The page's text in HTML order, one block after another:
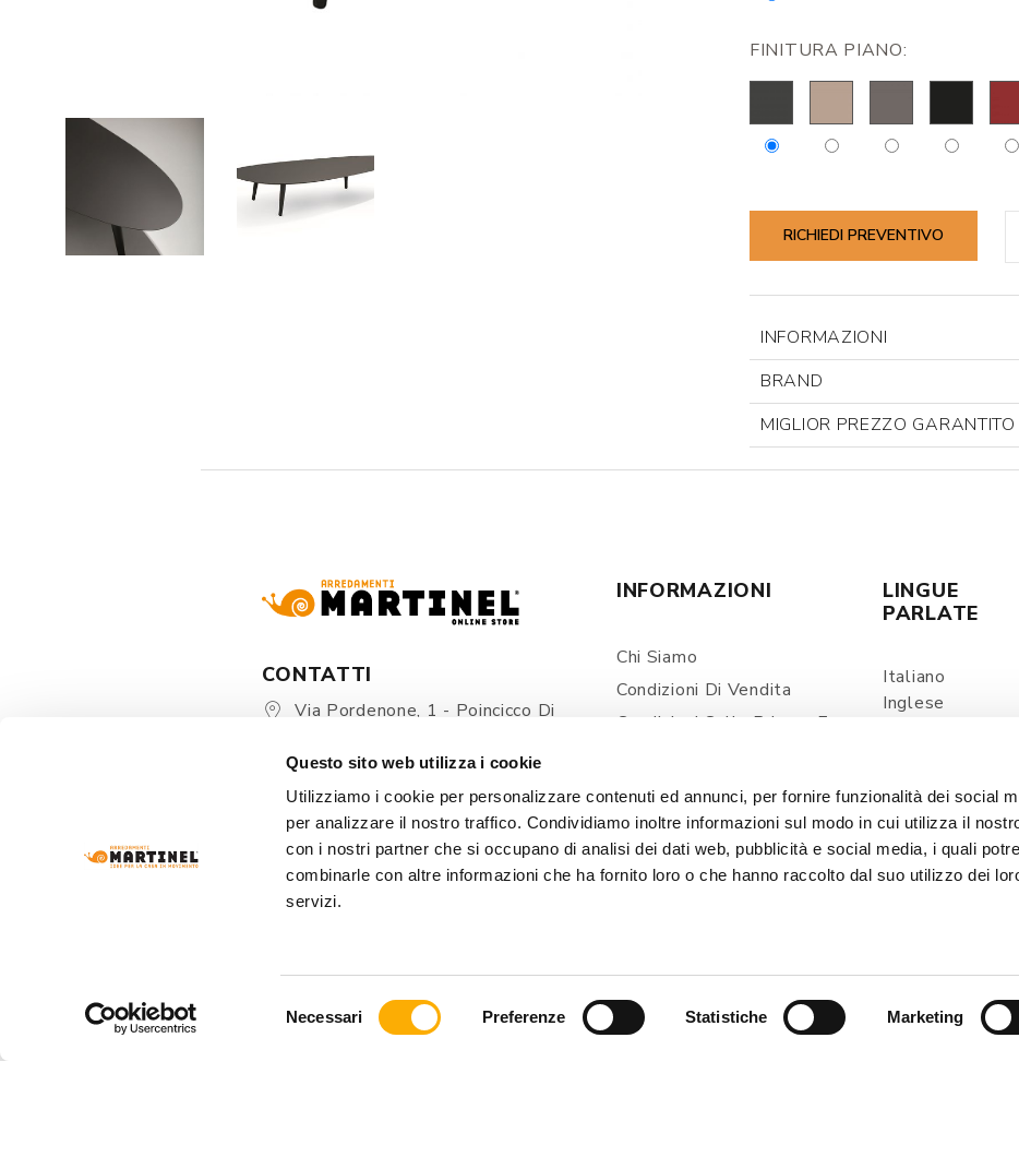
Questo sito web utilizza i cookie
Utilizziamo i cookie per personalizzare contenuti ed annunci, per fornire funzionalità dei social
per analizzare il nostro traffico. Condividiamo inoltre informazioni sul modo in cui utilizza il
con i nostri partner che si occupano di analisi dei dati web, pubblicità e social media, i quali
combinarle con altre informazioni che ha fornito loro o che hanno raccolto dal suo utilizzo dei
servizi.
Necessari Preferenze Statistiche Marketing
FINITURA PIANO:
RICHIEDI PREVENTIVO
INFORMAZIONI
BRAND
MIGLIOR PREZZO GARANTITO
CONTATTI
Via Pordenone, 1 - Poincicco Di
+39 0434 623137
+39 376/2399891
INFORMAZIONI
Chi Siamo
Condizioni Di Vendita
Condizioni Sulla Privacy E
Spedizioni E Consegne
Prezzi E Pagamenti
Contatti
LINGUE
PARLATE
Italiano
Inglese